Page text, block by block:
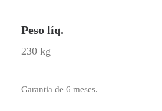
Peso líq.
230 kg
Garantia de 6 meses.